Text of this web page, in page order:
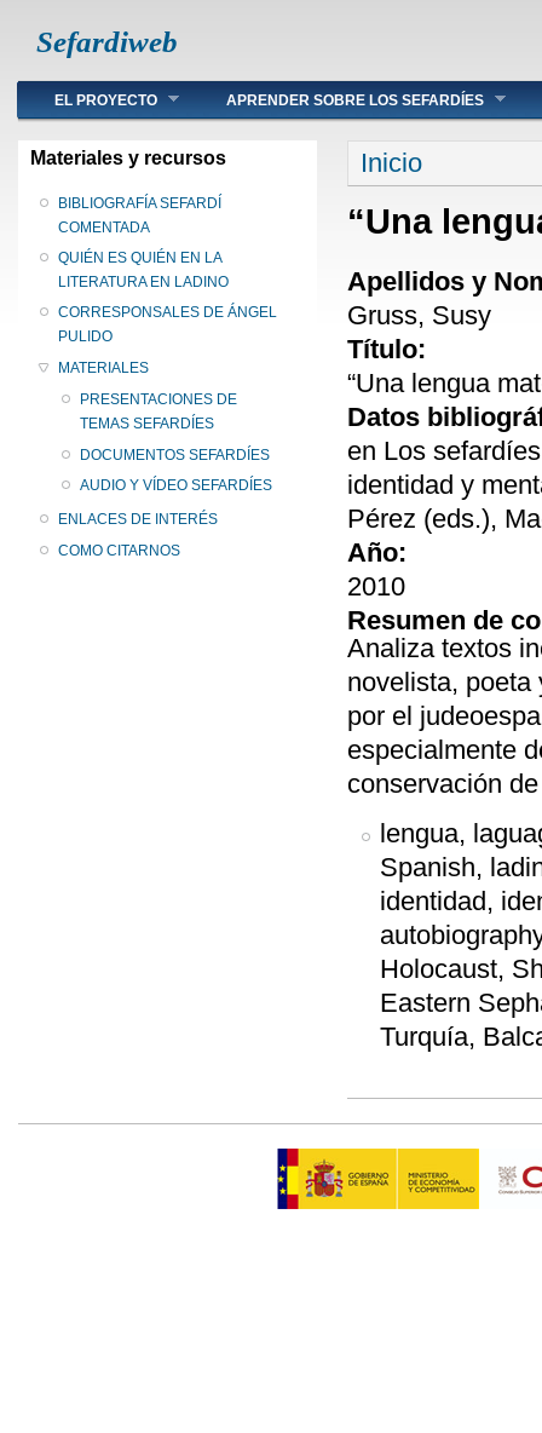
Sefardiweb
Main menu
EL PROYECTO APRENDER SOBRE LOS SEFARDÍES
Materiales y recursos
BIBLIOGRAFÍA SEFARDÍ
COMENTADA
QUIÉN ES QUIÉN EN LA
LITERATURA EN LADINO
CORRESPONSALES DE ÁNGEL
PULIDO
MATERIALES
PRESENTACIONES DE
TEMAS SEFARDÍES
DOCUMENTOS SEFARDÍES
AUDIO Y VÍDEO SEFARDÍES
ENLACES DE INTERÉS
COMO CITARNOS
Se encuentra
Inicio
“Una
Apellidos y
Gruss, Susy
Título:
“Una lengua
Datos
en Los
identidad y
Pérez (eds.),
Año:
2010
Resumen de
Analiza textos
novelista, poeta
por el
especialmente
conservación
lengua,
Spanish,
identidad,
Holocaust,
Eastern
Turquía,